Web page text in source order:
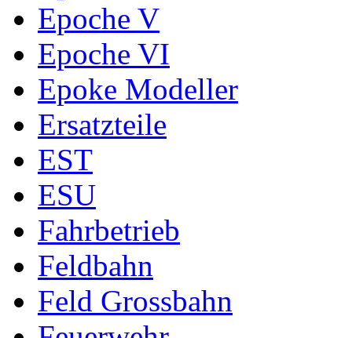
Epoche V
Epoche VI
Epoke Modeller
Ersatzteile
EST
ESU
Fahrbetrieb
Feldbahn
Feld Grossbahn